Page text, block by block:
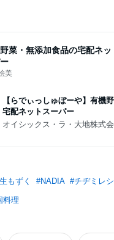
菜・無添加食品の宅配ネッ
美
【らでぃっしゅぼーや】有機
宅配ネットスーパー
オイシックス・ラ・大地株式
生もずく #NADIA #チヂミレ
料理